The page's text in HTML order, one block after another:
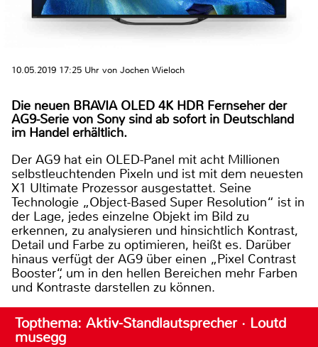
10.05.2019 17:25 Uhr von Jochen Wieloch
Die neuen BRAVIA OLED 4K HDR Fernseher der
AG9-Serie von Sony sind ab sofort in Deutschland
im Handel erhältlich.
Der AG9 hat ein OLED-Panel mit acht Millionen
selbstleuchtenden Pixeln und ist mit dem neuesten
X1 Ultimate Prozessor ausgestattet. Seine
Technologie „Object-Based Super Resolution“ ist in
der Lage, jedes einzelne Objekt im Bild zu
erkennen, zu analysieren und hinsichtlich Kontrast,
Detail und Farbe zu optimieren, heißt es. Darüber
hinaus verfügt der AG9 über einen „Pixel Contrast
Booster“, um in den hellen Bereichen mehr Farben
und Kontraste darstellen zu können.
Topthema: Aktiv-Standlautsprecher · Loutd
musegg